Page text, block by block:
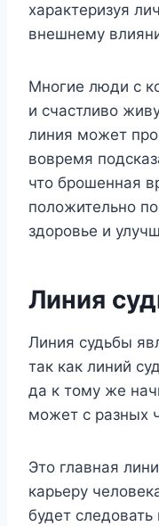
характеризуя
внешнему
Многие люди с
и счастливо
линия может
вовремя
что брошенная
положительно
здоровье и
Линия
Линия судьбы
так как линий
да к тому же
может с разных
Это главная
карьеру
будет